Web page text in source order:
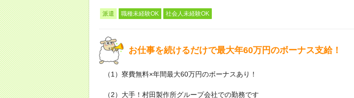
派遣 職種未経験OK 社会人未経験OK
お仕事を続けるだけで最大年60万円のボーナス支給！
（1）寮費無料×年間最大60万円のボーナスあり！
（2）大手！村田製作所グループ会社での勤務です